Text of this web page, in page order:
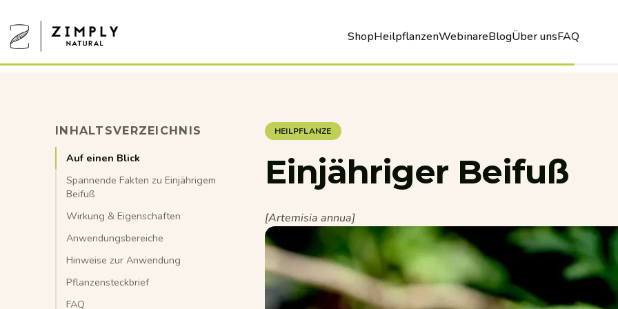
Zimply Natural Shop
Shop
Heilpflanzen
Heilpflanzen
Webinare
Webinare
Blog
Blog
Über uns
Über uns
FAQ
FAQ
INHALTSVERZEICHNIS
Auf einen Blick
Spannende Fakten zu Einjährigem
Beifuß
Wirkung & Eigenschaften
Anwendungsbereiche
Hinweise zur Anwendung
Pflanzensteckbrief
FAQ
HEILPFLANZE
Einjähriger Beifuß
[Artemisia annua]